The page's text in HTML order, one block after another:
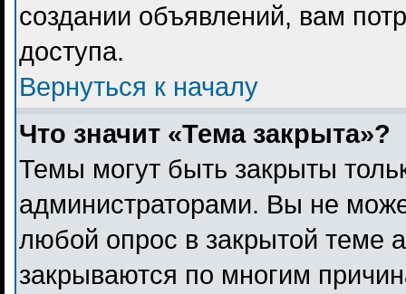
создании объявлений, вам
доступа.
Вернуться к началу
Что значит «Тема закрыта»?
Темы могут быть закрыты
администраторами. Вы не
любой опрос в закрытой теме
закрываются по многим